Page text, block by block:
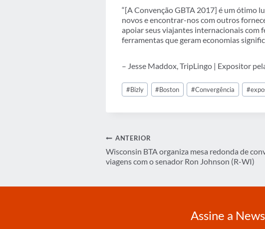
“[A Convenção GBTA 2017] é um ótimo
novos e encontrar-nos com outros
apoiar seus viajantes internacionais com
ferramentas que geram economias
– Jesse Maddox, TripLingo | Expositor
Tags
do
#Bizly #Boston #Convergência #
Navegação
de
Post
ANTERIOR
Wisconsin BTA organiza mesa redonda de
viagens com o senador Ron Johnson (R-WI)
Assine a